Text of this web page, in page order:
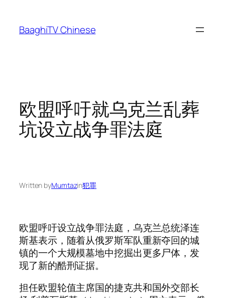
content
BaaghiTV Chinese
欧盟呼吁就乌克兰乱葬
坑设立战争罪法庭
Written byMumtazin犯罪
欧盟呼吁设立战争罪法庭，乌克兰总统泽连
斯基表示，随着从俄罗斯军队重新夺回的城
镇的一个大规模墓地中挖掘出更多尸体，发
现了新的酷刑证据。
担任欧盟轮值主席国的捷克共和国外交部长